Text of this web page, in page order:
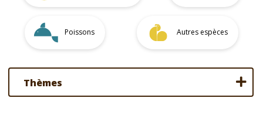
Poissons Autres espèces